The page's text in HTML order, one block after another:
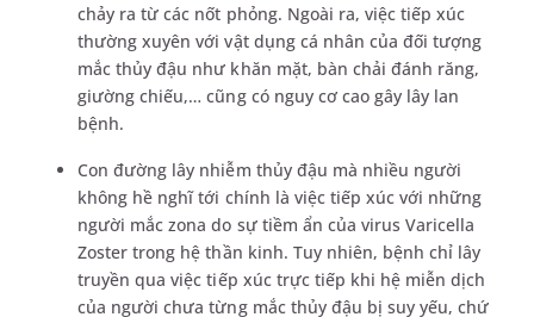
chảy ra từ các nốt phỏng. Ngoài ra, việc tiếp xúc
thường xuyên với vật dụng cá nhân của đối tượng
mắc thủy đậu như khăn mặt, bàn chải đánh răng,
giường chiếu,… cũng có nguy cơ cao gây lây lan
bệnh.
Con đường lây nhiễm thủy đậu mà nhiều người
không hề nghĩ tới chính là việc tiếp xúc với những
người mắc zona do sự tiềm ẩn của virus Varicella
Zoster trong hệ thần kinh. Tuy nhiên, bệnh chỉ lây
truyền qua việc tiếp xúc trực tiếp khi hệ miễn dịch
của người chưa từng mắc thủy đậu bị suy yếu, chứ